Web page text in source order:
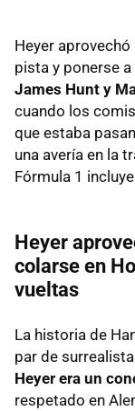
Heyer
pista y ponerse a
James Hunt y
cuando los
que estaba
una avería en la
Fórmula 1
Heyer
colarse en
vueltas
La historia de
par de
Heyer era un
respetado en